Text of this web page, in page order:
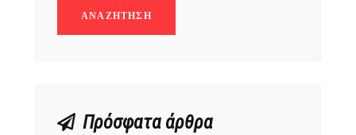
Πρόσφατα άρθρα